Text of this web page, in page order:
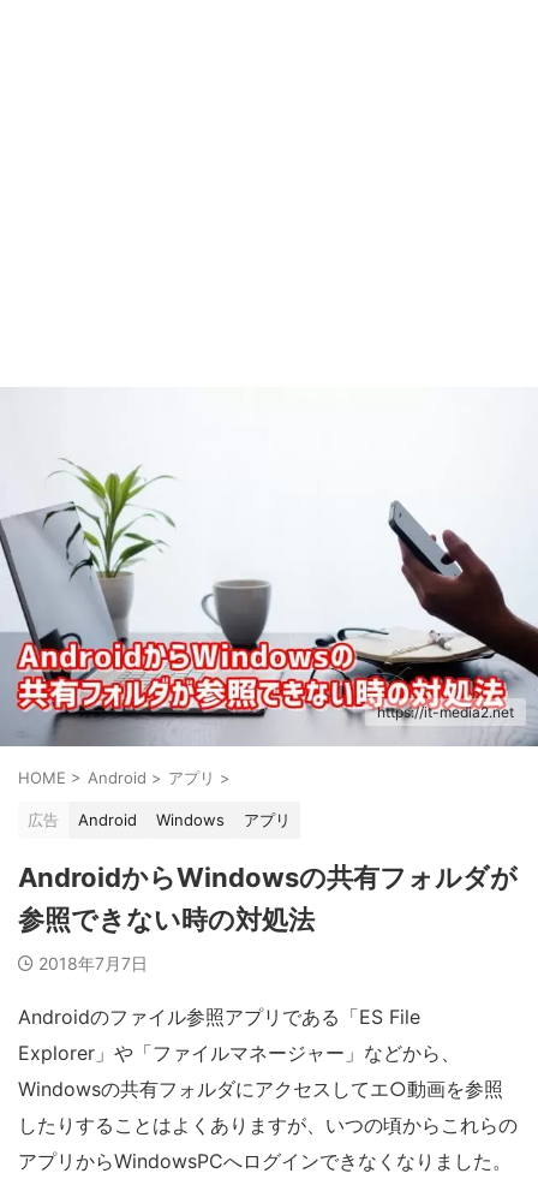
https://it-media2.net
HOME > Android > アプリ >
広告 Android Windows アプリ
AndroidからWindowsの共有フォルダが
参照できない時の対処法
2018年7月7日
Androidのファイル参照アプリである「ES File
Explorer」や「ファイルマネージャー」などから、
Windowsの共有フォルダにアクセスしてエ○動画を参照
したりすることはよくありますが、いつの頃からこれらの
アプリからWindowsPCへログインできなくなりました。